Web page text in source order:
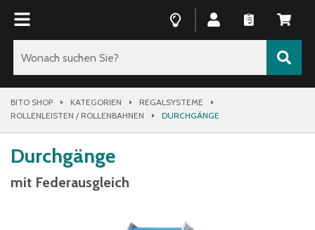
BITO SHOP KATEGORIEN
REGALSYSTEME
ROLLENLEISTEN / ROLLENBAHNEN
DURCHGÄNGE
Durchgänge
mit Federausgleich